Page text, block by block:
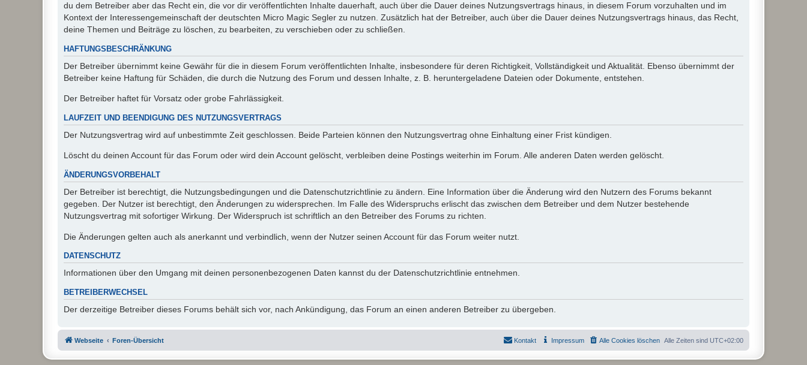
du dem Betreiber aber das Recht ein, die vor dir veröffentlichten Inhalte dauerhaft, auch über die Dauer deines Nutzungsvertrags hinaus, in diesem Forum vorzuhalten und im
Kontext der Interessengemeinschaft der deutschten Micro Magic Segler zu nutzen. Zusätzlich hat der Betreiber, auch über die Dauer deines Nutzungsvertrags hinaus, das Recht,
deine Themen und Beiträge zu löschen, zu bearbeiten, zu verschieben oder zu schließen.
HAFTUNGSBESCHRÄNKUNG
Der Betreiber übernimmt keine Gewähr für die in diesem Forum veröffentlichten Inhalte, insbesondere für deren Richtigkeit, Vollständigkeit und Aktualität. Ebenso übernimmt der
Betreiber keine Haftung für Schäden, die durch die Nutzung des Forum und dessen Inhalte, z. B. heruntergeladene Dateien oder Dokumente, entstehen.
Der Betreiber haftet für Vorsatz oder grobe Fahrlässigkeit.
LAUFZEIT UND BEENDIGUNG DES NUTZUNGSVERTRAGS
Der Nutzungsvertrag wird auf unbestimmte Zeit geschlossen. Beide Parteien können den Nutzungsvertrag ohne Einhaltung einer Frist kündigen.
Löscht du deinen Account für das Forum oder wird dein Account gelöscht, verbleiben deine Postings weiterhin im Forum. Alle anderen Daten werden gelöscht.
ÄNDERUNGSVORBEHALT
Der Betreiber ist berechtigt, die Nutzungsbedingungen und die Datenschutzrichtlinie zu ändern. Eine Information über die Änderung wird den Nutzern des Forums bekannt
gegeben. Der Nutzer ist berechtigt, den Änderungen zu widersprechen. Im Falle des Widerspruchs erlischt das zwischen dem Betreiber und dem Nutzer bestehende
Nutzungsvertrag mit sofortiger Wirkung. Der Widerspruch ist schriftlich an den Betreiber des Forums zu richten.
Die Änderungen gelten auch als anerkannt und verbindlich, wenn der Nutzer seinen Account für das Forum weiter nutzt.
DATENSCHUTZ
Informationen über den Umgang mit deinen personenbezogenen Daten kannst du der Datenschutzrichtlinie entnehmen.
BETREIBERWECHSEL
Der derzeitige Betreiber dieses Forums behält sich vor, nach Ankündigung, das Forum an einen anderen Betreiber zu übergeben.
Webseite Foren-Übersicht Alle Zeiten sind UTC+02:00
Alle Cookies löschen
Impressum
Kontakt